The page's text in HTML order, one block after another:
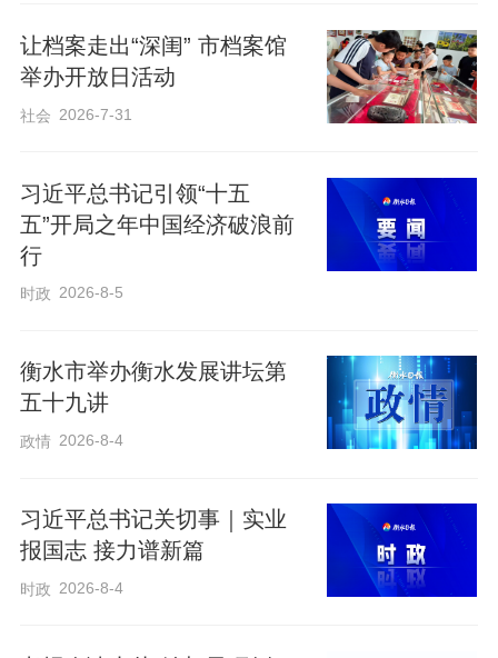
用记录的认知度和保护意识。
以此次活动为契机，常态化开展诚信宣
传，创新形式、丰富内容、拓宽覆盖面，
深化诚信文化建设，完善社会信用体系，
以诚信建设助力文明城市创建，为全市经
通讯员 徐远方
让档案走出“深闺” 市档案馆
举办开放日活动
社会 2026-7-31
习近平总书记引领“十五
五”开局之年中国经济破浪前
行
时政 2026-8-5
衡水市举办衡水发展讲坛第
五十九讲
政情 2026-8-4
习近平总书记关切事｜实业
报国志 接力谱新篇
时政 2026-8-4